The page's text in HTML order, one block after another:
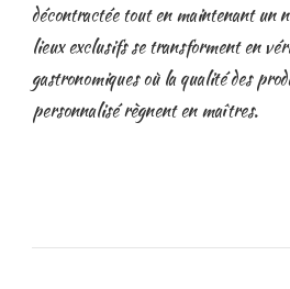
décontractée tout en maintenant un
lieux exclusifs se transforment en
gastronomiques où la qualité des
personnalisé règnent en maîtres.